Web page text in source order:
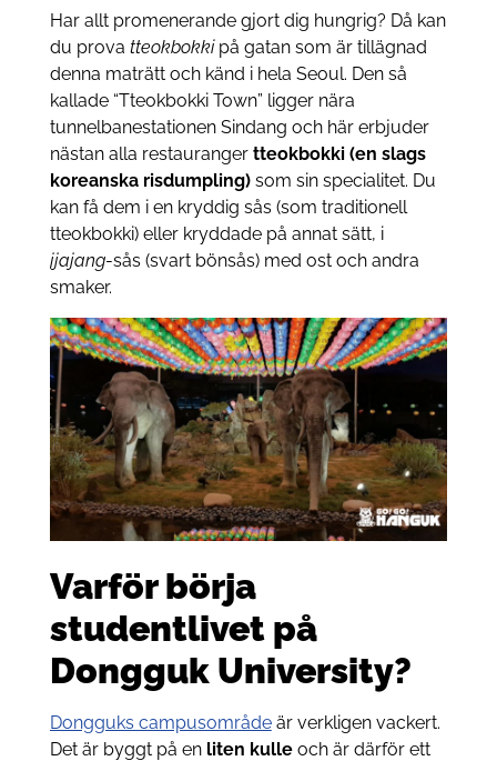
Har allt promenerande gjort dig hungrig? Då kan
du prova tteokbokkipå gatan som är tillägnad
denna maträtt och känd i hela Seoul. Den så
kallade “Tteokbokki Town” ligger nära
tunnelbanestationen Sindang och här erbjuder
nästan alla restauranger tteokbokki (en slags
koreanska risdumpling)som sin specialitet. Du
kan få dem i en kryddig sås (som traditionell
tteokbokki) eller kryddade på annat sätt, i
jjajang-sås (svart bönsås) med ost och andra
smaker.
Varför börja
studentlivet på
Dongguk University?
Dongguks campusområdeär verkligen vackert.
Det är byggt på enliten kulleoch är därför ett